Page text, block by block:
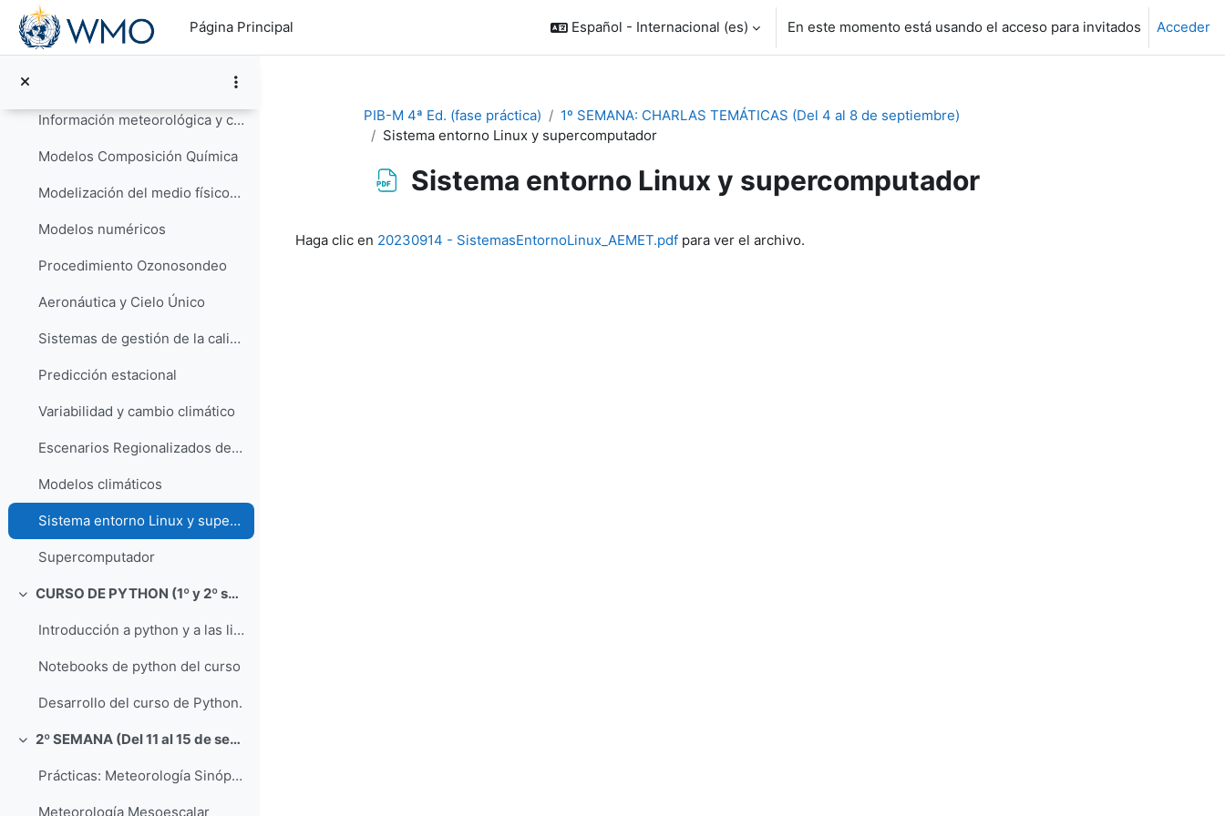
Salta al contenido principal
Página Principal
Español - Internacional ‎(es)‎ En este momento está usando el acceso para invitados Acceder
Guía Didáctica
Colapsar
Información meteorológica y climatológica
Modelos Composición Química
Modelización del medio físico-marino
Modelos numéricos
Procedimiento Ozonosondeo
Aeronáutica y Cielo Único
Sistemas de gestión de la calidad ISO 9001
Predicción estacional
Variabilidad y cambio climático
Escenarios Regionalizados de Cambio Climático
Modelos climáticos
Sistema entorno Linux y supercomputador
Supercomputador
Colapsar CURSO DE PYTHON (1º y 2º semana)
Introducción a python y a las librerías científicas
Notebooks de python del curso
Desarrollo del curso de Python.
Colapsar 2º SEMANA (Del 11 al 15 de septiembre)
Prácticas: Meteorología Sinóptica
Meteorología Mesoescalar
PIB-M 4ª Ed. (fase práctica)
1º SEMANA: CHARLAS TEMÁTICAS (Del 4 al 8 de septiembre)
Sistema entorno Linux y supercomputador
Sistema entorno Linux y supercomputador
Haga clic en 20230914 - SistemasEntornoLinux_AEMET.pdf para ver el archivo.